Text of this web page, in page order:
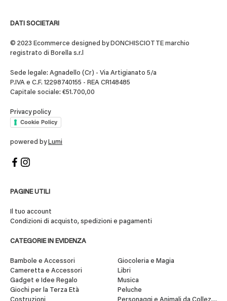
DATI SOCIETARI
© 2023 Ecommerce designed by DONCHISCIOTTE marchio
registrato di Borella s.r.l
Sede legale: Agnadello (Cr) - Via Artigianato 5/a
P.IVA e C.F. 12298740155 - REA CR148485
Capitale sociale: €51.700,00
Privacy policy
Cookie Policy
powered by Lumi
PAGINE UTILI
Il tuo account
Condizioni di acquisto, spedizioni e pagamenti
CATEGORIE IN EVIDENZA
Bambole e Accessori
Cameretta e Accessori
Gadget e Idee Regalo
Giochi per la Terza Età
Giocoleria e Magia
Libri
Musica
Peluche